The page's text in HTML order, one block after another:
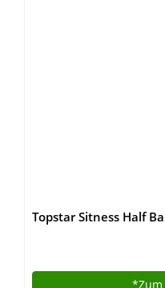
Topstar Sitness Half
*Zum